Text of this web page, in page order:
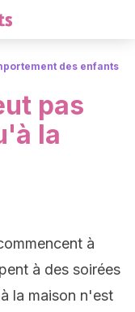
des enfants
pas
la
à
à des soirées
la maison n'est